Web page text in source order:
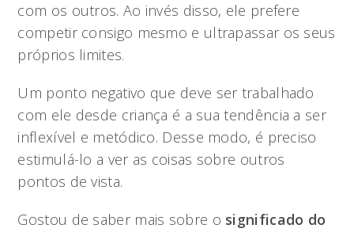
com os outros. Ao invés disso, ele prefere
competir consigo mesmo e ultrapassar os seus
próprios limites.
Um ponto negativo que deve ser trabalhado
com ele desde criança é a sua tendência a ser
inflexível e metódico. Desse modo, é preciso
estimulá-lo a ver as coisas sobre outros
pontos de vista.
Gostou de saber mais sobre o significado do